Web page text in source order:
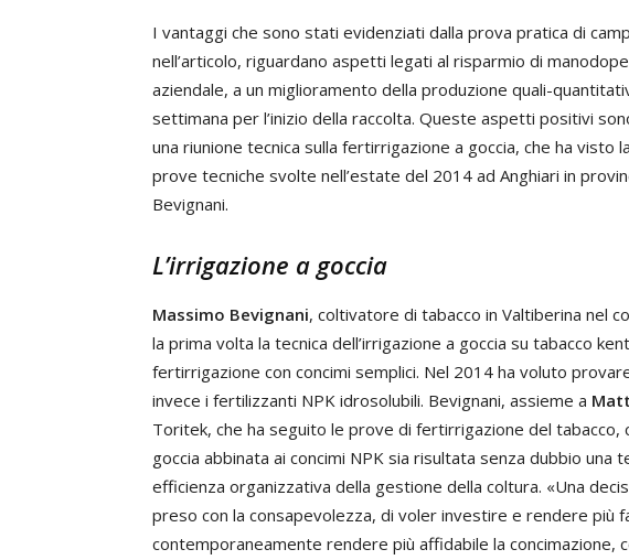
I vantaggi che sono stati evidenziati dalla prova pratica di
nell’articolo, riguardano aspetti legati al risparmio di
aziendale, a un miglioramento della produzione quali-
settimana per l’inizio della raccolta. Queste aspetti positivi
una riunione tecnica sulla fertirrigazione a goccia, che ha visto
prove tecniche svolte nell’estate del 2014 ad Anghiari in
Bevignani.
L’irrigazione a goccia
Massimo Bevignani, coltivatore di tabacco in Valtiberina nel
la prima volta la tecnica dell’irrigazione a goccia su tabacco
fertirrigazione con concimi semplici. Nel 2014 ha voluto
invece i fertilizzanti NPK idrosolubili. Bevignani, assieme a
Toritek, che ha seguito le prove di fertirrigazione del tabacco,
goccia abbinata ai concimi NPK sia risultata senza dubbio una
efficienza organizzativa della gestione della coltura. «Una
preso con la consapevolezza, di voler investire e rendere più
contemporaneamente rendere più affidabile la concimazione,